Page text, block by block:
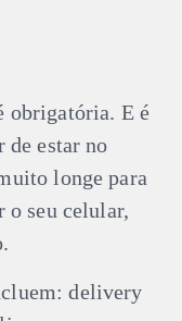
obrigatória. E é
de estar no
longe para
o seu celular,
delivery